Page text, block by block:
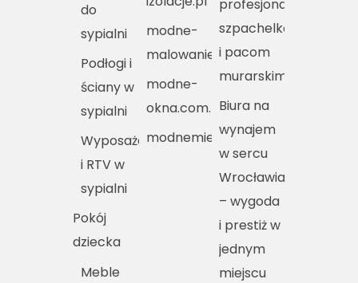
do
sypialni
Podłogi i
ściany w
sypialni
Wyposażenie
i RTV w
sypialni
Pokój
dziecka
Meble
modne-
malowanie.pl
modne-
okna.com.pl
modnemieszkania.pl
profesjonalnym
szpachelkom
i pacom
murarskim
Biura na
wynajem
w sercu
Wrocławia
– wygoda
i prestiż w
jednym
miejscu